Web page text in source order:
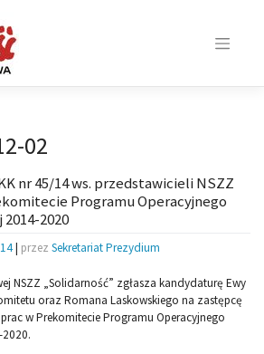
02
nr 45/14 ws. przedstawicieli NSZZ
Programu Operacyjnego
2020
| przez Sekretariat Prezydium
NSZZ „Solidarność” zgłasza kandydaturę Ewy
oraz Romana Laskowskiego na zastępcę
w Prekomitecie Programu Operacyjnego